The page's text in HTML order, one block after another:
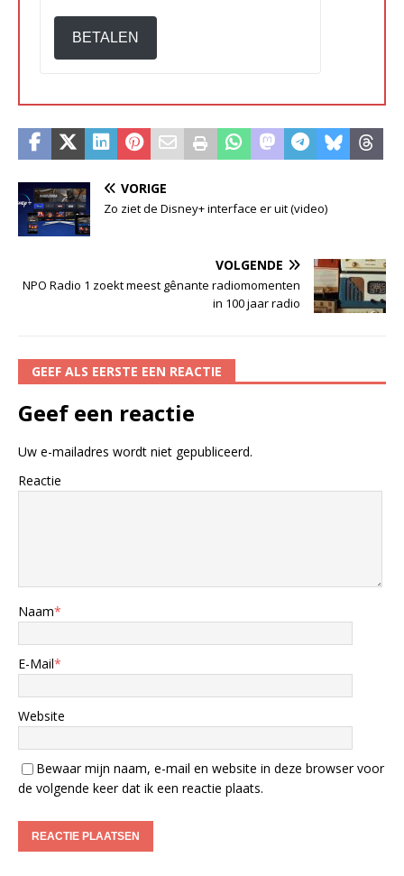
BETALEN
VORIGE
Zo ziet de Disney+ interface er uit (video)
VOLGENDE
NPO Radio 1 zoekt meest gênante radiomomenten
in 100 jaar radio
GEEF ALS EERSTE EEN REACTIE
Geef een reactie
Uw e-mailadres wordt niet gepubliceerd.
Reactie
Naam*
E-Mail*
Website
Bewaar mijn naam, e-mail en website in deze browser voor
de volgende keer dat ik een reactie plaats.